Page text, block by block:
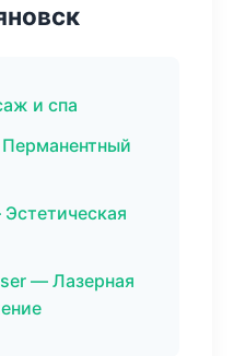
и спа
— Лазерная